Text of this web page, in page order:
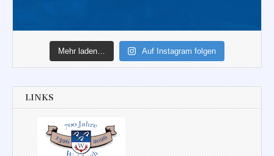
Mehr laden… Auf Instagram folgen
LINKS